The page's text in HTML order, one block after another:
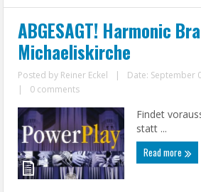
ABGESAGT! Harmonic
Michaeliskirche
Posted by Reiner Eckel |
Date: September
|
0 comments
Findet
statt ...
Read more